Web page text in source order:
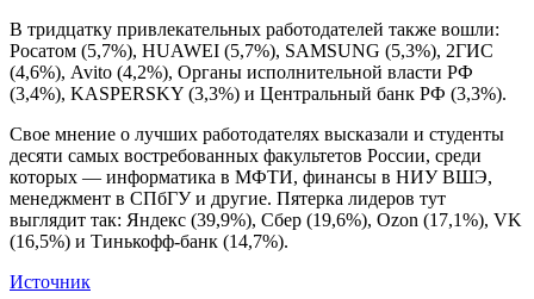
В тридцатку привлекательных работодателей также вошли:
Росатом (5,7%), HUAWEI (5,7%), SAMSUNG (5,3%), 2ГИС
(4,6%), Avito (4,2%), Органы исполнительной власти РФ
(3,4%), KASPERSKY (3,3%) и Центральный банк РФ (3,3%).
Свое мнение о лучших работодателях высказали и студенты
десяти самых востребованных факультетов России, среди
которых — информатика в МФТИ, финансы в НИУ ВШЭ,
менеджмент в СПбГУ и другие. Пятерка лидеров тут
выглядит так: Яндекс (39,9%), Сбер (19,6%), Ozon (17,1%), VK
(16,5%) и Тинькофф-банк (14,7%).
Источник